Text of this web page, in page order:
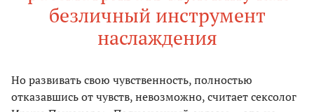
безличный инструмент
наслаждения
Но развивать свою чувственность, полностью
отказавшись от чувств, невозможно, считает сексолог